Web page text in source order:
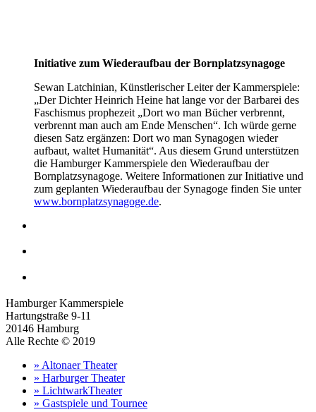
Initiative zum Wiederaufbau der Bornplatzsynagoge
Sewan Latchinian, Künstlerischer Leiter der Kammerspiele:
„Der Dichter Heinrich Heine hat lange vor der Barbarei des
Faschismus prophezeit „Dort wo man Bücher verbrennt,
verbrennt man auch am Ende Menschen“. Ich würde gerne
diesen Satz ergänzen: Dort wo man Synagogen wieder
aufbaut, waltet Humanität“. Aus diesem Grund unterstützen
die Hamburger Kammerspiele den Wiederaufbau der
Bornplatzsynagoge. Weitere Informationen zur Initiative und
zum geplanten Wiederaufbau der Synagoge finden Sie unter
www.bornplatzsynagoge.de.
Hamburger Kammerspiele
Hartungstraße 9-11
20146 Hamburg
Alle Rechte © 2019
» Altonaer Theater
» Harburger Theater
» LichtwarkTheater
» Gastspiele und Tournee